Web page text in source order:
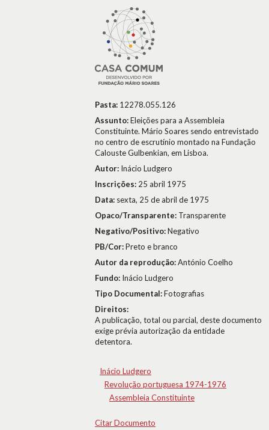
Pasta: 12278.055.126
Assunto:Eleições para a Assembleia
Constituinte. Mário Soares sendo entrevistado
no centro de escrutínio montado na Fundação
Calouste Gulbenkian, em Lisboa.
Autor: Inácio Ludgero
Inscrições: 25 abril 1975
Data: sexta, 25 de abril de 1975
Opaco/Transparente: Transparente
Negativo/Positivo:Negativo
PB/Cor:Preto e branco
Autor da reprodução:António Coelho
Fundo: Inácio Ludgero
Tipo Documental:Fotografias
Direitos:
A publicação, total ou parcial, deste documento
exige prévia autorização da entidade
detentora.
Inácio Ludgero
Revolução portuguesa 1974-1976
Assembleia Constituinte
Citar Documento